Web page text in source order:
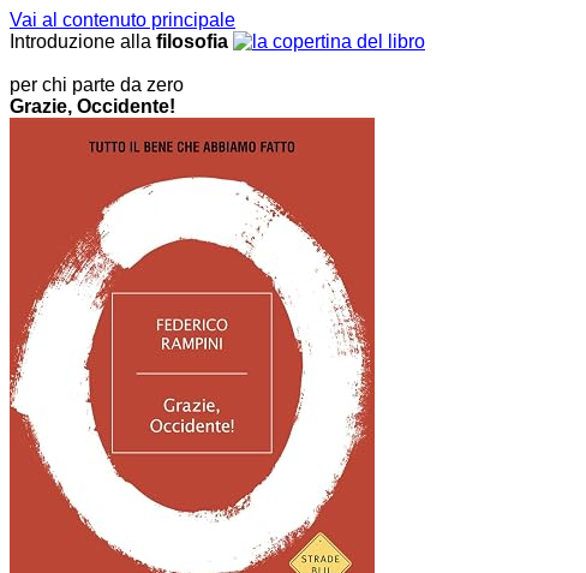
Vai al contenuto principale
Introduzione alla filosofia
per chi parte da zero
Grazie, Occidente!